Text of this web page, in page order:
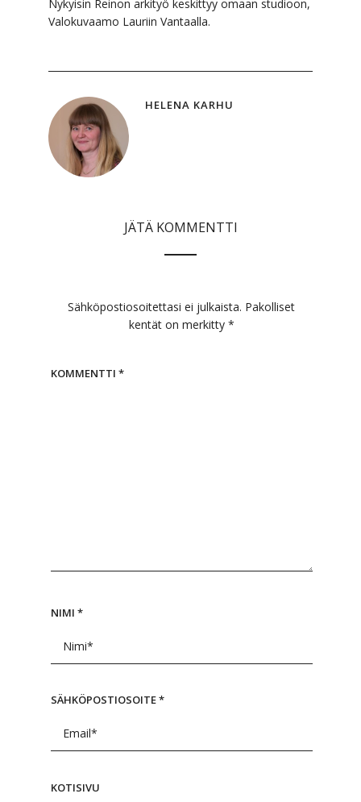
Nykyisin Reinon arkityö keskittyy omaan studioon,
Valokuvaamo Lauriin Vantaalla.
HELENA KARHU
JÄTÄ KOMMENTTI
Sähköpostiosoitettasi ei julkaista. Pakolliset
kentät on merkitty *
KOMMENTTI *
NIMI *
SÄHKÖPOSTIOSOITE*
KOTISIVU